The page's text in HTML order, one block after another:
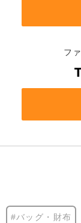
フ
#バッグ・財布